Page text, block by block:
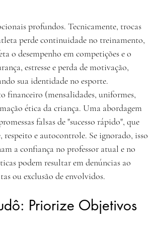
profundos. Tecnicamente, trocas
perde continuidade no treinamento,
o desempenho em competições e o
estresse e perda de motivação,
sua identidade no esporte.
financeiro (mensalidades, uniformes,
ética da criança. Uma abordagem
falsas de "sucesso rápido", que
e autocontrole. Se ignorado, isso
a confiança no professor atual e no
podem resultar em denúncias ao
ou exclusão de envolvidos.
Priorize Objetivos